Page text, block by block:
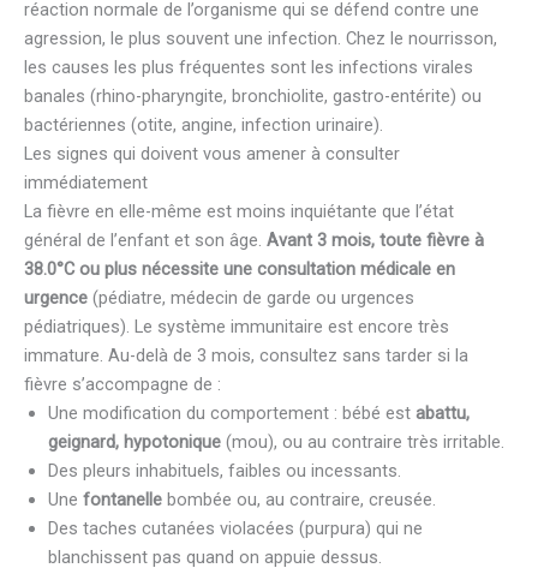
réaction normale de l’organisme qui se défend contre une
agression, le plus souvent une infection. Chez le nourrisson,
les causes les plus fréquentes sont les infections virales
banales (rhino-pharyngite, bronchiolite, gastro-entérite) ou
bactériennes (otite, angine, infection urinaire).
Les signes qui doivent vous amener à consulter
immédiatement
La fièvre en elle-même est moins inquiétante que l’état
général de l’enfant et son âge. Avant 3 mois, toute fièvre à
38.0°C ou plus nécessite une consultation médicale en
urgence (pédiatre, médecin de garde ou urgences
pédiatriques). Le système immunitaire est encore très
immature. Au-delà de 3 mois, consultez sans tarder si la
fièvre s’accompagne de :
Une modification du comportement : bébé est abattu,
geignard, hypotonique (mou), ou au contraire très irritable.
Des pleurs inhabituels, faibles ou incessants.
Une fontanelle bombée ou, au contraire, creusée.
Des taches cutanées violacées (purpura) qui ne
blanchissent pas quand on appuie dessus.